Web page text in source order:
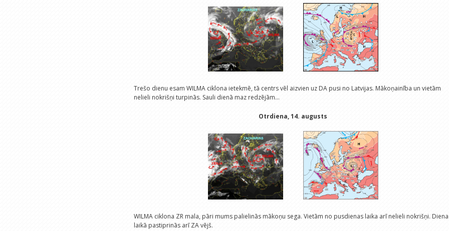
Trešo dienu esam WILMA ciklona ietekmē, tā centrs vēl aizvien uz DA pusi no Latvijas. Mākoņainība un vietām
nelieli nokrišņi turpinās. Sauli dienā maz redzējām...
Otrdiena, 14. augusts
WILMA ciklona ZR mala, pāri mums palielinās mākoņu sega. Vietām no pusdienas laika arī nelieli nokrišņi.
laikā pastiprinās arī ZA vējš.